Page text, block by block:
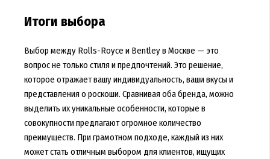
Итоги выбора
Выбор между Rolls-Royce и Bentley в Москве — это
вопрос не только стиля и предпочтений. Это решение,
которое отражает вашу индивидуальность, ваши вкусы и
представления о роскоши. Сравнивая оба бренда, можно
выделить их уникальные особенности, которые в
совокупности предлагают огромное количество
преимуществ. При грамотном подходе, каждый из них
может стать отличным выбором для клиентов, ищущих